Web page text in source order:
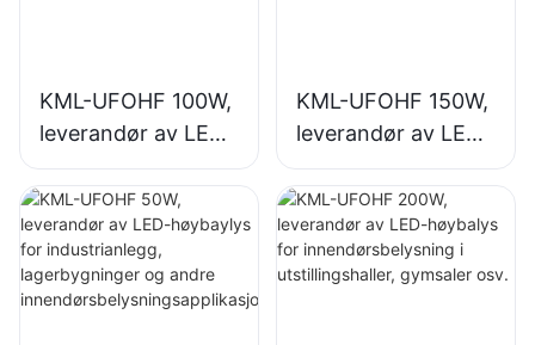
KML-UFOHF 100W,
leverandør av LED-
høybaylys for
industrianlegg,
lagerbygninger og
andre
innendørsbelysning
KML-UFOHF 150W,
leverandør av LED-
høybalys for
innendørsbelysning
i industrianlegg,
gymsaler osv.